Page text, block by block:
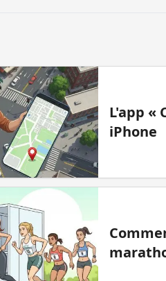
L'app «
iPhone